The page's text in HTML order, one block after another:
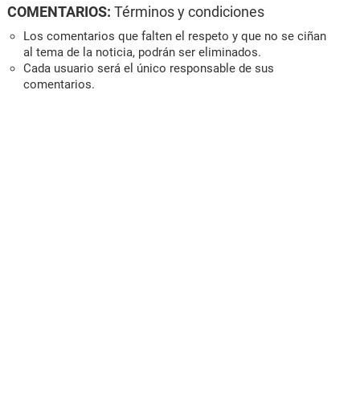
COMENTARIOS: Términos y condiciones
Los comentarios que falten el respeto y que no se ciñan
al tema de la noticia, podrán ser eliminados.
Cada usuario será el único responsable de sus
comentarios.